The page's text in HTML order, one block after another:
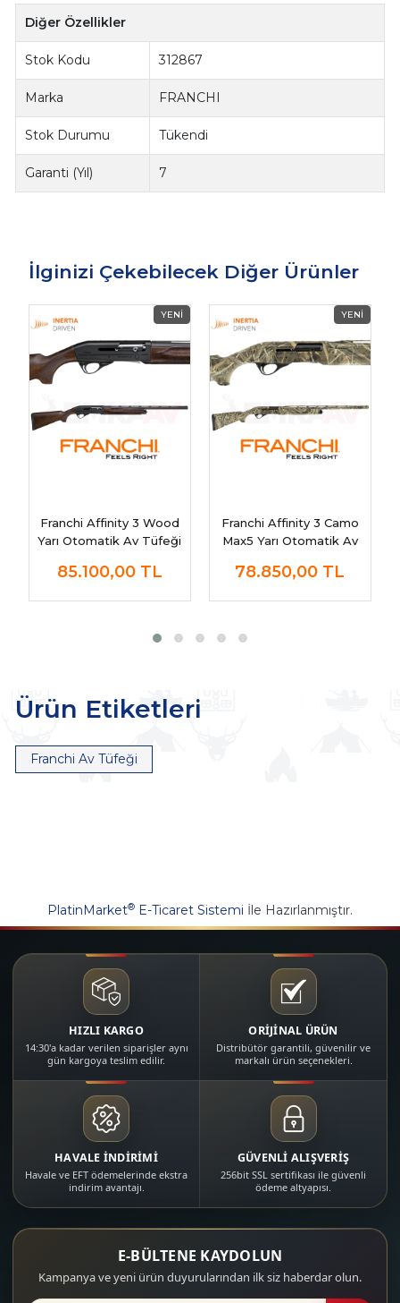
Diğer Özellikler
Stok Kodu 312867
Marka FRANCHI
Stok Durumu Tükendi
Garanti (Yıl) 7
İlginizi Çekebilecek Diğer Ürünler
Franchi Affinity 3 Wood
Yarı Otomatik Av Tüfeği
85.100,00 TL
Franchi Affinity 3 Camo
Max5 Yarı Otomatik Av
78.850,00 TL
Ürün Etiketleri
Franchi Av Tüfeği
PlatinMarket® E-Ticaret Sistemi İle Hazırlanmıştır.
HIZLI KARGO
14:30'a kadar verilen siparişler aynı
gün kargoya teslim edilir.
ORİJİNAL ÜRÜN
Distribütör garantili, güvenilir ve
markalı ürün seçenekleri.
HAVALE İNDİRİMİ
Havale ve EFT ödemelerinde ekstra
indirim avantajı.
GÜVENLİ ALIŞVERİŞ
256bit SSL sertifikası ile güvenli
ödeme altyapısı.
E-BÜLTENE KAYDOLUN
Kampanya ve yeni ürün duyurularından ilk siz haberdar olun.